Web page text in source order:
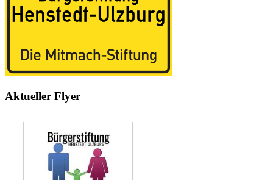
Aktueller Flyer